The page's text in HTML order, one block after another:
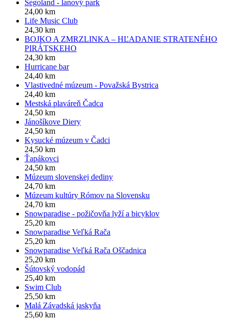
Segoland - lanový park
24,00 km
Life Music Club
24,30 km
BOJKO A ZMRZLINKA – HĽADANIE STRATENÉHO
PIRÁTSKEHO
24,30 km
Hurricane bar
24,40 km
Vlastivedné múzeum - Považská Bystrica
24,40 km
Mestská plaváreň Čadca
24,50 km
Jánošíkove Diery
24,50 km
Kysucké múzeum v Čadci
24,50 km
Ťapákovci
24,50 km
Múzeum slovenskej dediny
24,70 km
Múzeum kultúry Rómov na Slovensku
24,70 km
Snowparadise - požičovňa lyží a bicyklov
25,20 km
Snowparadise Veľká Rača
25,20 km
Snowparadise Veľká Rača Oščadnica
25,20 km
Šútovský vodopád
25,40 km
Swim Club
25,50 km
Malá Závadská jaskyňa
25,60 km